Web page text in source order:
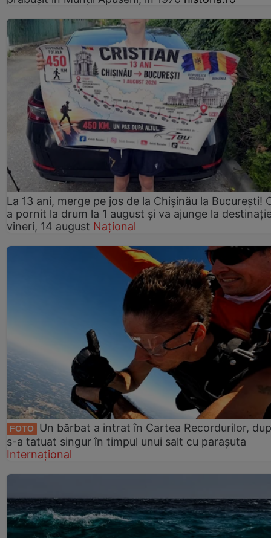
La 13 ani, merge pe jos de la Chişinău la Bucureşti!
a pornit la drum la 1 august şi va ajunge la
vineri, 14 august Național
FOTO
Un bărbat a intrat în Cartea Recordurilor,
s-a tatuat singur în timpul unui salt cu parașuta
Internațional